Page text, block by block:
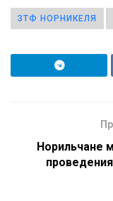
ЗТФ НОРНИКЕЛЯ
Норильчане